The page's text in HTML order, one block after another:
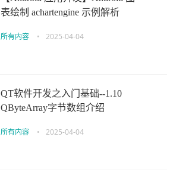
表绘制 achartengine 示例解析
所有内容 • 2025-04-04
QT软件开发之入门基础--1.10
QByteArray字节数组介绍
所有内容 • 2025-04-04